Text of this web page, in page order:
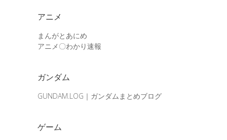
アニメ
まんがとあにめ
アニメ〇わかり速報
ガンダム
GUNDAM.LOG｜ガンダムまとめブログ
ゲーム